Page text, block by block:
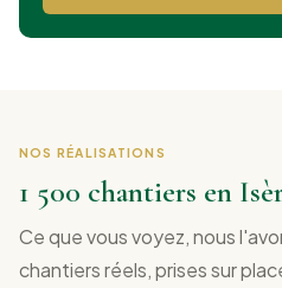
NOS RÉALISATIONS
1 500 chantiers en
Ce que vous voyez, nous
chantiers réels, prises sur